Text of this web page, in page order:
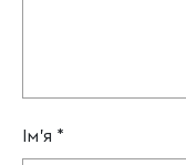
Ім'я *